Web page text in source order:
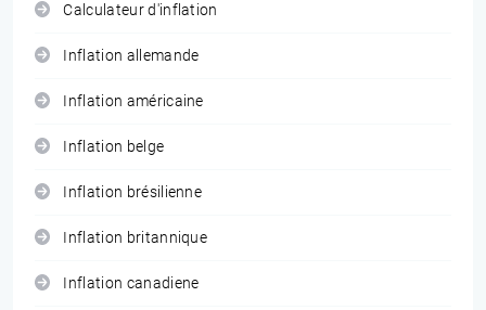
Calculateur d'inflation
Inflation allemande
Inflation américaine
Inflation belge
Inflation brésilienne
Inflation britannique
Inflation canadiene